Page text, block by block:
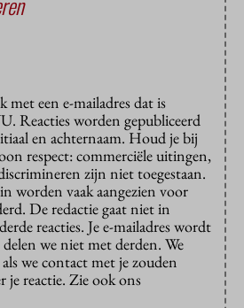
met een e-mailadres dat is
Reacties worden gepubliceerd
en achternaam. Houd je bij
respect: commerciële uitingen,
zijn niet toegestaan.
worden vaak aangezien voor
De redactie gaat niet in
reacties. Je e-mailadres wordt
we niet met derden. We
we contact met je zouden
je reactie. Zie ook ons